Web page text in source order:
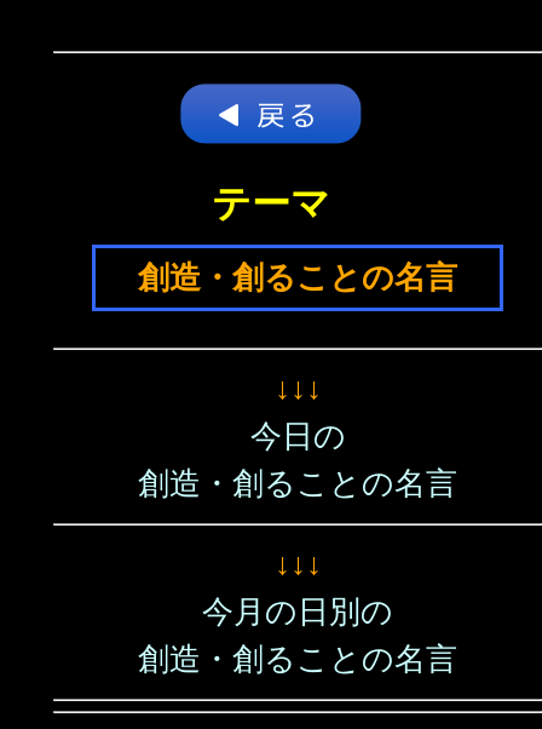
テーマ
創造・創ることの名言
↓↓↓
今日の
創造・創ることの名言
↓↓↓
今月の日別の
創造・創ることの名言